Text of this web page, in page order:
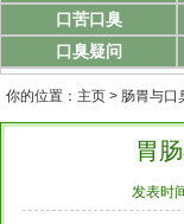
口苦口臭
口臭疑问
你的位置： 主页 > 肠胃与口
胃
发表时